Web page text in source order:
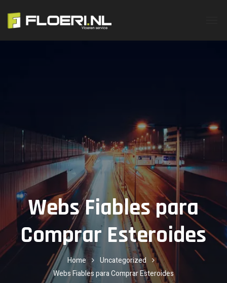
Webs Fiables para
Comprar Esteroides
Home
Uncategorized
Webs Fiables para Comprar Esteroides